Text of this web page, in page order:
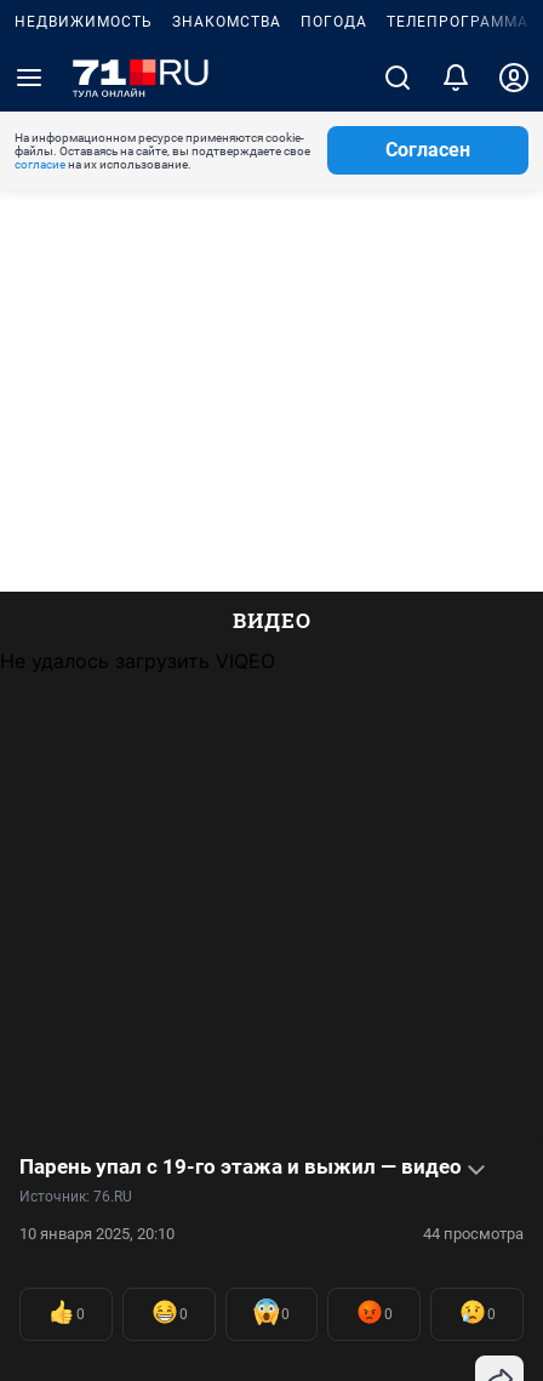
НЕДВИЖИМОСТЬ ЗНАКОМСТВА ПОГОДА ТЕЛЕПРОГРАММА
На информационном ресурсе применяются cookie-
файлы. Оставаясь на сайте, вы подтверждаете свое
согласиена их использование.
Согласен
ВИДЕО
Не удалось загрузить VIQEO
Парень упал с 19-го этажа и выжил — видео
Источник: 76.RU
10 января 2025, 20:10 44 просмотра
0 0 0 0 0